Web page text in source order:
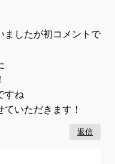
ましたが初コメントで
すね
いただきます！
返信